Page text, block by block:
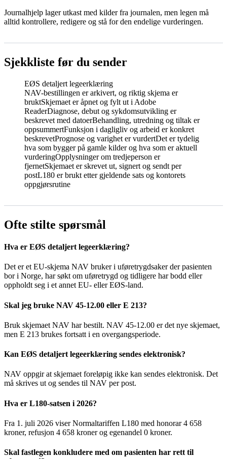
Journalhjelp lager utkast med kilder fra journalen, men legen må
alltid kontrollere, redigere og stå for den endelige vurderingen.
Sjekkliste før du sender
EØS detaljert legeerklæring
NAV-bestillingen er arkivert, og riktig skjema er
bruktSkjemaet er åpnet og fylt ut i Adobe
ReaderDiagnose, debut og sykdomsutvikling er
beskrevet med datoerBehandling, utredning og tiltak er
oppsummertFunksjon i dagligliv og arbeid er konkret
beskrevetPrognose og varighet er vurdertDet er tydelig
hva som bygger på gamle kilder og hva som er aktuell
vurderingOpplysninger om tredjeperson er
fjernetSkjemaet er skrevet ut, signert og sendt per
postL180 er brukt etter gjeldende sats og kontorets
oppgjørsrutine
Ofte stilte spørsmål
Hva er EØS detaljert legeerklæring?
Det er et EU-skjema NAV bruker i uføretrygdsaker der pasienten
bor i Norge, har søkt om uføretrygd og tidligere har bodd eller
oppholdt seg i et annet EU- eller EØS-land.
Skal jeg bruke NAV 45-12.00 eller E 213?
Bruk skjemaet NAV har bestilt. NAV 45-12.00 er det nye skjemaet,
men E 213 brukes fortsatt i en overgangsperiode.
Kan EØS detaljert legeerklæring sendes elektronisk?
NAV oppgir at skjemaet foreløpig ikke kan sendes elektronisk. Det
må skrives ut og sendes til NAV per post.
Hva er L180-satsen i 2026?
Fra 1. juli 2026 viser Normaltariffen L180 med honorar 4 658
kroner, refusjon 4 658 kroner og egenandel 0 kroner.
Skal fastlegen konkludere med om pasienten har rett til